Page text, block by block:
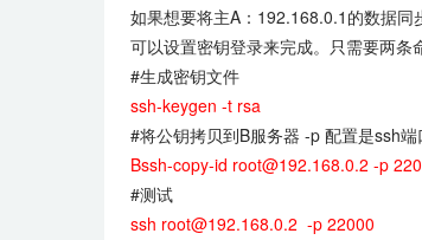
如果想要将主A：192.168.0.1的数据
可以设置密钥登录来完成。只需要两条
#生成密钥文件
ssh-keygen -t rsa
#将公钥拷贝到B服务器 -p 配置是ssh
Bssh-copy-id root@192.168.0.2 -p
#测试
ssh root@192.168.0.2 -p 22000